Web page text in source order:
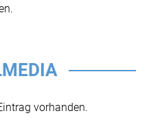
vorhanden.